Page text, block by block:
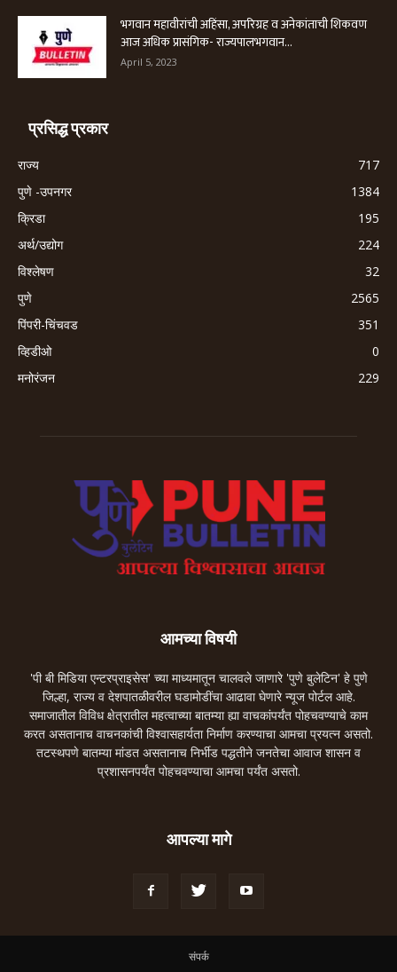
भगवान महावीरांची अहिंसा, अपरिग्रह व अनेकांताची शिकवण
आज अधिक प्रासंगिक- राज्यपालभगवान...
April 5, 2023
प्रसिद्ध प्रकार
राज्य
717
पुणे -उपनगर
1384
क्रिडा
195
अर्थ/उद्योग
224
विश्लेषण
32
पुणे
2565
पिंपरी-चिंचवड
351
व्हिडीओ
0
मनोरंजन
229
आमच्या विषयी
'पी बी मिडिया एन्टरप्राइसेस' च्या माध्यमातून चालवले जाणारे 'पुणे बुलेटिन' हे पुणे
जिल्हा, राज्य व देशपातळीवरील घडामोडींचा आढावा घेणारे न्यूज पोर्टल आहे.
समाजातील विविध क्षेत्रातील महत्वाच्या बातम्या ह्या वाचकांपर्यंत पोहचवण्याचे काम
करत असतानाच वाचनकांची विश्वासहार्यता निर्माण करण्याचा आमचा प्रयत्न असतो.
तटस्थपणे बातम्या मांडत असतानाच निर्भीड पद्धतीने जनतेचा आवाज शासन व
प्रशासनपर्यंत पोहचवण्याचा आमचा पर्यंत असतो.
आपल्या मागे
संपर्क